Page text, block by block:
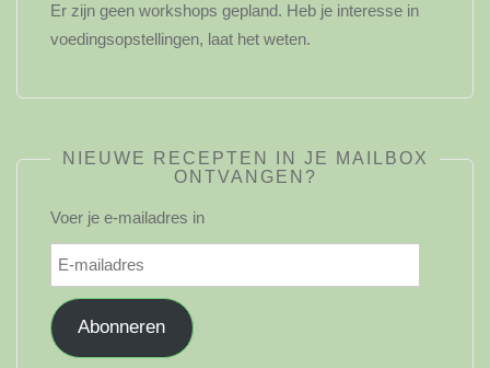
Er zijn geen workshops gepland. Heb je interesse in
voedingsopstellingen, laat het weten.
NIEUWE RECEPTEN IN JE MAILBOX
ONTVANGEN?
Voer je e-mailadres in
E-
mailadres
Abonneren